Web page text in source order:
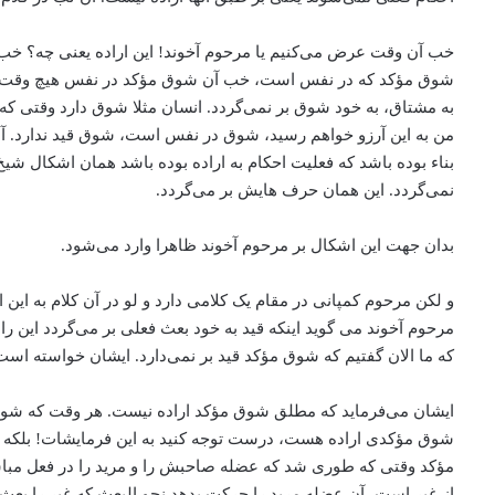
خب آن وقت عرض می‌‌کنیم یا مرحوم آخوند!‌ این اراده یعنی چه؟ خب
شوق مؤکد که در نفس است، خب آن شوق مؤکد در نفس هیچ وقت قید
به مشتاق، به خود شوق بر نمی‌گردد. انسان مثلا شوق دارد
من به این آرزو خواهم رسید، ‌شوق در نفس است، ‌شوق قید ندارد.
بناء بوده باشد که فعلیت احکام به اراده بوده باشد همان اشکال
نمی‌گردد. این همان حرف هایش بر می‌‌گردد.
بدان جهت این اشکال بر مرحوم آخوند ظاهرا وارد می‌‌شود.
و لکن مرحوم کمپانی در مقام یک کلامی دارد و لو در آن کلام به
مرحوم آخوند می گوید اینکه قید به خود بعث فعلی بر می‌‌گردد این
که ما الان گفتیم که شوق مؤکد قید بر نمی‌دارد. ایشان خواسته
ایشان می‌‌فرماید که مطلق شوق مؤکد اراده نیست. هر وقت که
شوق مؤکدی اراده هست، درست توجه کنید به این فرمایشات!
مؤکد وقتی که طوری شد که عضله صاحبش را و مرید را در فعل